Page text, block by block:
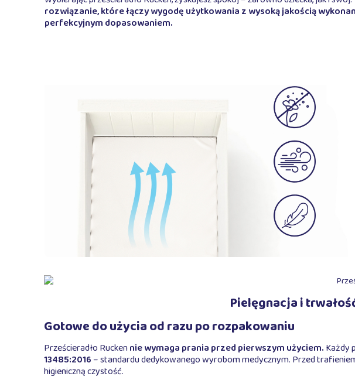
rozwiązanie, które łączy wygodę użytkowania z wysoką jakością
perfekcyjnym dopasowaniem.
Pielęgnacja i
Gotowe do użycia od razu po rozpakowaniu
Prześcieradło Ruckennie wymaga prania przed pierwszym użyciem. Każdy
13485:2016 – standardu dedykowanego wyrobom medycznym. Przed
higieniczną czystość.